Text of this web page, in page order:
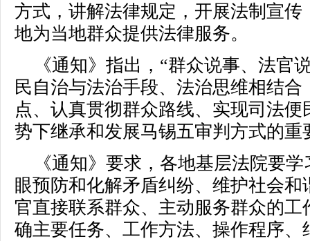
方式，讲解法律规定，开展法制宣
地为当地群众提供法律服务。
《通知》指出，“群众说事、法官
民自治与法治手段、法治思维相结
点、认真贯彻群众路线、实现司法
势下继承和发展马锡五审判方式的重
《通知》要求，各地基层法院要
眼预防和化解矛盾纠纷、维护社会
官直接联系群众、主动服务群众的
确主要任务、工作方法、操作程序